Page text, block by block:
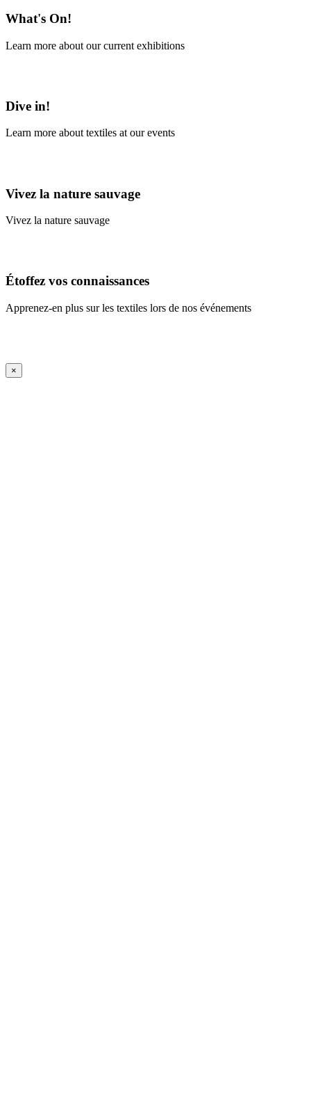
What's On!
Learn more about our current exhibitions
Dive in!
Learn more about textiles at our events
Vivez la nature sauvage
Vivez la nature sauvage
Étoffez vos connaissances
Apprenez-en plus sur les textiles lors de nos événements
iFrame Title
×